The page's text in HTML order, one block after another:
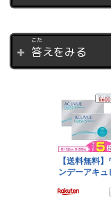
答
こた
えをみる